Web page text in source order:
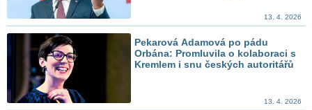
13. 4. 2026
Pekarová Adamová po pádu
Orbána: Promluvila o kolaboraci s
Kremlem i snu českých autoritářů
13. 4. 2026